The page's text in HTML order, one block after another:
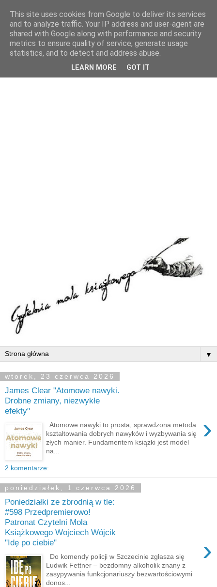
▼
wtorek, 23 czerwca 2026
James Clear "Atomowe nawyki.
Drobne zmiany, niezwykłe
efekty"
›
Atomowe nawyki to prosta, sprawdzona metoda
kształtowania dobrych nawyków i wyzbywania się
złych manier. Fundamentem książki jest model
na...
2 komentarze:
poniedziałek, 1 czerwca 2026
Poniedziałki ze zbrodnią w tle:
#598 Przedpremierowo!
Patronat Czytelni Mola
Książkowego Wojciech Wójcik
"Idę po ciebie"
›
Do komendy policji w Szczecinie zgłasza się
Ludwik Fettner – bezdomny alkoholik znany z
zasypywania funkcjonariuszy bezwartościowymi
donos...
This site uses cookies from Google to deliver its services
and to analyze traffic. Your IP address and user-agent are
shared with Google along with performance and security
metrics to ensure quality of service, generate usage
statistics, and to detect and address abuse.
LEARN MORE GOT IT